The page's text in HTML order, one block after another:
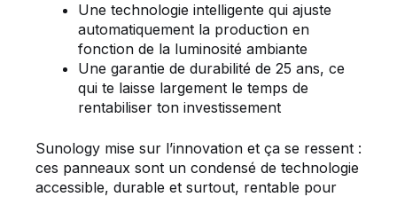
Une technologie intelligente qui ajuste
automatiquement la production en
fonction de la luminosité ambiante
Une garantie de durabilité de 25 ans, ce
qui te laisse largement le temps de
rentabiliser ton investissement
Sunology mise sur l’innovation et ça se ressent :
ces panneaux sont un condensé de technologie
accessible, durable et surtout, rentable pour